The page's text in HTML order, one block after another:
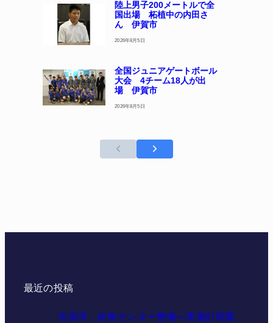
陸上男子200メートルで全
国出場 柘植中の内田さ
ん 伊賀市
2026年8月5日
全国ジュニアゲートボール
大会 4チーム18人が出
場 伊賀市
2026年8月5日
最近の投稿
名張市、給食センター整備へ実施計画案